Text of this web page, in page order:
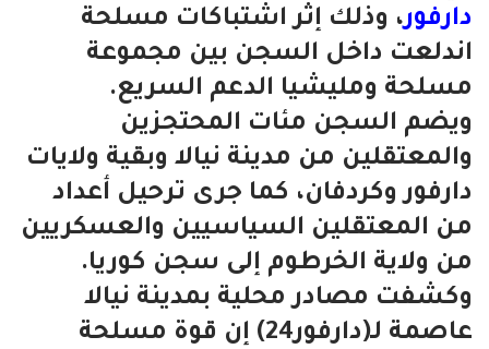
دارفور، وذلك إثر اشتباكات مسلحة
اندلعت داخل السجن بين مجموعة
مسلحة ومليشيا الدعم السريع.
ويضم السجن مئات المحتجزين
والمعتقلين من مدينة نيالا وبقية ولايات
دارفور وكردفان، كما جرى ترحيل أعداد
من المعتقلين السياسيين والعسكريين
من ولاية الخرطوم إلى سجن كوريا.
وكشفت مصادر محلية بمدينة نيالا
عاصمة لـ(دارفور24) إن قوة مسلحة